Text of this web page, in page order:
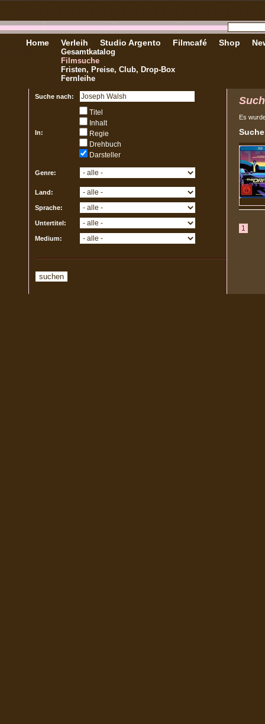
Home Verleih
Gesamtkatalog
Filmsuche
Fristen, Preise, Club, Drop-Box
Fernleihe
Studio Argento Filmcafé Shop
Suche nach:
In:
Titel
Inhalt
Regie
Drehbuch
Darsteller
Genre:
Land:
Sprache:
Untertitel:
Medium:
Es
1